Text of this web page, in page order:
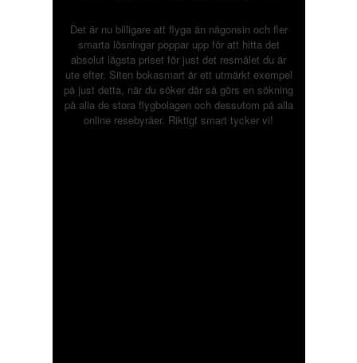
Det är nu billigare att flyga än någonsin och fler
smarta lösningar poppar upp för att hitta det
absolut lägsta priset för just det resmålet du är
ute efter. Siten bokasmart är ett utmärkt exempel
på just detta, när du söker där så görs en sökning
på alla de stora flygbolagen och dessutom på alla
online resebyråer. Riktigt smart tycker vi!